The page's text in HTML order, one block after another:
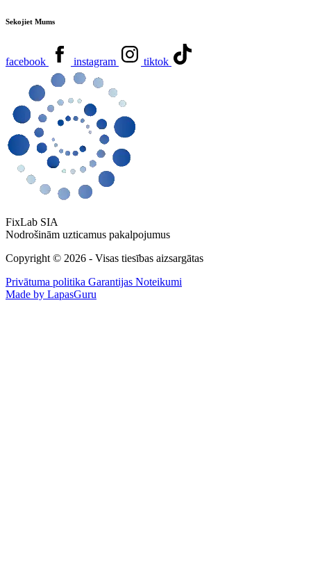
Sekojiet Mums
facebook instagram tiktok
FixLab SIA
Nodrošinām uzticamus pakalpojumus
Copyright © 2026 - Visas tiesības aizsargātas
Privātuma politika Garantijas Noteikumi
Made by LapasGuru